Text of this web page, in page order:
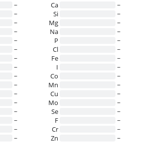
~
~
~
~
~
~
~
~
~
~
~
~
~
~
~
~
Ca
~
Si
~
Mg
~
Na
~
P
~
Cl
~
Fe
~
I
~
Co
~
Mn
~
Cu
~
Mo
~
Se
~
F
~
Cr
~
Zn
~